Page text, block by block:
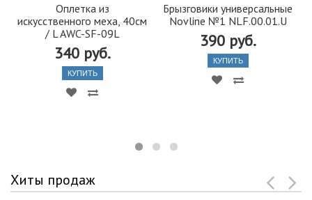
Оплетка из
искусственного меха, 40см
/ L AWC-SF-09L
340 руб.
КУПИТЬ
Брызговики универсальные
Novline №1 NLF.00.01.U
390 руб.
КУПИТЬ
Хиты продаж